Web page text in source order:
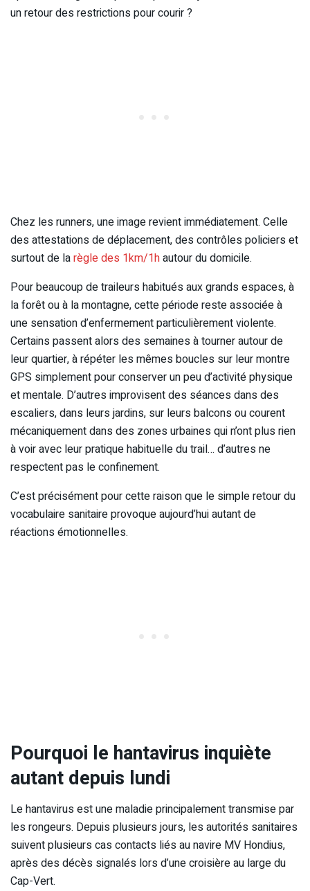
un retour des restrictions pour courir ?
Chez les runners, une image revient immédiatement. Celle
des attestations de déplacement, des contrôles policiers et
surtout de larègle des 1km/1hautour du domicile.
Pour beaucoup de traileurs habitués aux grands espaces, à
la forêt ou à la montagne, cette période reste associée à
une sensation d’enfermement particulièrement violente.
Certains passent alors des semaines à tourner autour de
leur quartier, à répéter les mêmes boucles sur leur montre
GPS simplement pour conserver un peu d’activité physique
et mentale. D’autres improvisent des séances dans des
escaliers, dans leurs jardins, sur leurs balcons ou courent
mécaniquement dans des zones urbaines qui n’ont plus rien
à voir avec leur pratique habituelle du trail… d’autres ne
respectent pas le confinement.
C’est précisément pour cette raison que le simple retour du
vocabulaire sanitaire provoque aujourd’hui autant de
réactions émotionnelles.
Pourquoi le hantavirus inquiète
autant depuis lundi
Le hantavirus est une maladie principalement transmise par
les rongeurs. Depuis plusieurs jours, les autorités sanitaires
suivent plusieurs cas contacts liés au navire MV Hondius,
après des décès signalés lors d’une croisière au large du
Cap-Vert.